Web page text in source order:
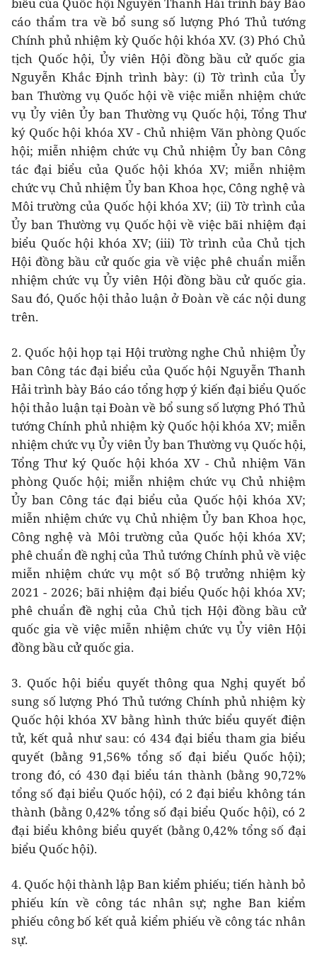
cáo thẩm tra về bổ sung số lượng Phó Thủ tướng
Chính phủ nhiệm kỳ Quốc hội khóa XV. (3) Phó Chủ
tịch Quốc hội, Ủy viên Hội đồng bầu cử quốc gia
Nguyễn Khắc Định trình bày: (i) Tờ trình của Ủy
ban Thường vụ Quốc hội về việc miễn nhiệm chức
vụ Ủy viên Ủy ban Thường vụ Quốc hội, Tổng Thư
ký Quốc hội khóa XV - Chủ nhiệm Văn phòng Quốc
hội; miễn nhiệm chức vụ Chủ nhiệm Ủy ban Công
tác đại biểu của Quốc hội khóa XV; miễn nhiệm
chức vụ Chủ nhiệm Ủy ban Khoa học, Công nghệ và
Môi trường của Quốc hội khóa XV; (ii) Tờ trình của
Ủy ban Thường vụ Quốc hội về việc bãi nhiệm đại
biểu Quốc hội khóa XV; (iii) Tờ trình của Chủ tịch
Hội đồng bầu cử quốc gia về việc phê chuẩn miễn
nhiệm chức vụ Ủy viên Hội đồng bầu cử quốc gia.
Sau đó, Quốc hội thảo luận ở Đoàn về các nội dung
trên.
2. Quốc hội họp tại Hội trường nghe Chủ nhiệm Ủy
ban Công tác đại biểu của Quốc hội Nguyễn Thanh
Hải trình bày Báo cáo tổng hợp ý kiến đại biểu Quốc
hội thảo luận tại Đoàn về bổ sung số lượng Phó Thủ
tướng Chính phủ nhiệm kỳ Quốc hội khóa XV; miễn
nhiệm chức vụ Ủy viên Ủy ban Thường vụ Quốc hội,
Tổng Thư ký Quốc hội khóa XV - Chủ nhiệm Văn
phòng Quốc hội; miễn nhiệm chức vụ Chủ nhiệm
Ủy ban Công tác đại biểu của Quốc hội khóa XV;
miễn nhiệm chức vụ Chủ nhiệm Ủy ban Khoa học,
Công nghệ và Môi trường của Quốc hội khóa XV;
phê chuẩn đề nghị của Thủ tướng Chính phủ về việc
miễn nhiệm chức vụ một số Bộ trưởng nhiệm kỳ
2021 - 2026; bãi nhiệm đại biểu Quốc hội khóa XV;
phê chuẩn đề nghị của Chủ tịch Hội đồng bầu cử
quốc gia về việc miễn nhiệm chức vụ Ủy viên Hội
đồng bầu cử quốc gia.
3. Quốc hội biểu quyết thông qua Nghị quyết bổ
sung số lượng Phó Thủ tướng Chính phủ nhiệm kỳ
Quốc hội khóa XV bằng hình thức biểu quyết điện
tử, kết quả như sau: có 434 đại biểu tham gia biểu
quyết (bằng 91,56% tổng số đại biểu Quốc hội);
trong đó, có 430 đại biểu tán thành (bằng 90,72%
tổng số đại biểu Quốc hội), có 2 đại biểu không tán
thành (bằng 0,42% tổng số đại biểu Quốc hội), có 2
đại biểu không biểu quyết (bằng 0,42% tổng số đại
biểu Quốc hội).
4. Quốc hội thành lập Ban kiểm phiếu; tiến hành bỏ
phiếu kín về công tác nhân sự; nghe Ban kiểm
phiếu công bố kết quả kiểm phiếu về công tác nhân
sự.